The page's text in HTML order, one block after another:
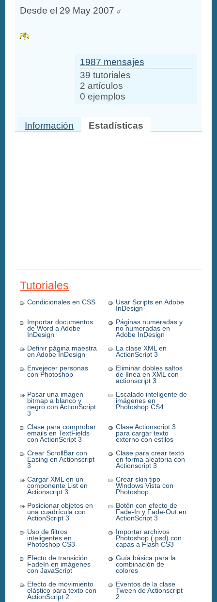
Desde el 29 May 2007
1987 mensajes
39 tutoriales
2 artículos
0 ejemplos
Información Estadísticas
Tutoriales
Condicionales en CSS
Usar Scripts en Adobe
InDesign
Importar documentos
de Word a Adobe
InDesign
Páginas numeradas y
no numeradas en
Adobe InDesign
Definir página maestra
en Adobe InDesign
La clase XML en
ActionScript 3
Envejecer personas
con Photoshop
Eliminar dobles saltos
de línea en XML con
actionscript 3
Pasar una imagen
bitmap a blanco y
negro con ActionScript
3
Escalado inteligente de
imágenes en
Photoshop CS4
Clase para comprobar
emails en TextFields
con ActionScript 3
Clase Actionscript 3
para cargar texto
externo con estilos
Crear ScrollBar con
Easing en Actionscript
3
Clase para crear texto
en forma aleatoria con
Actionscript 3
Cargar XML en un
componente List en
Actionscript 3
Crear skin tipo
Windows Vista con
Photoshop
Posicionar objetos en
una cuadrícula con
ActionScript 3
Botón con efecto de
Fade-In y Fade-Out en
ActionScript 3
Uso de filtros
inteligentes en
Photoshop CS3
Importar archivos
Photoshop (.psd) con
capas a Flash CS3
Efecto de transición
FadeIn en imágenes
con JavaScript
Guía básica para la
combinación de
colores
Efecto de movimiento
elástico para texto con
ActionScript 2
Eventos de la clase
Tween de Actionscript
2